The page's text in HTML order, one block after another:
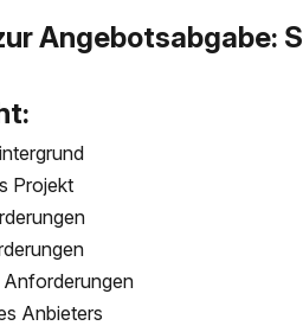
Angebotsabgabe:
Projekt
Anbieters